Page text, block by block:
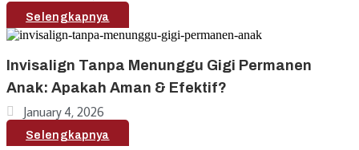
Selengkapnya
Invisalign Tanpa Menunggu Gigi Permanen
Anak: Apakah Aman & Efektif?
January 4, 2026
Selengkapnya